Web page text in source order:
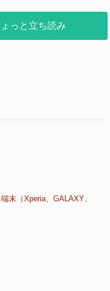
っと立ち読み
末（Xperia、GALAXY、